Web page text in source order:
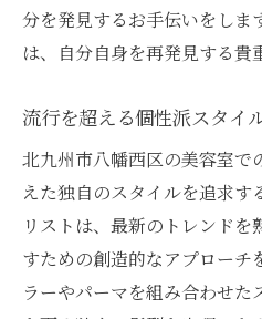
分を発見するお手伝いをしま
は、自分自身を再発見する貴
流行を超える個性派スタイ
北九州市八幡西区の美容室で
えた独自のスタイルを追求す
リストは、最新のトレンド
すための創造的なアプローチ
ラーやパーマを組み合わせ